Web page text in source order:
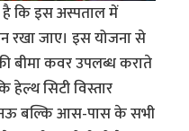
है कि इस अस्पताल में
रखा जाए। इस योजना से
बीमा कवर उपलब्ध कराते
हेल्थ सिटी विस्तार
बल्कि आस-पास के सभी